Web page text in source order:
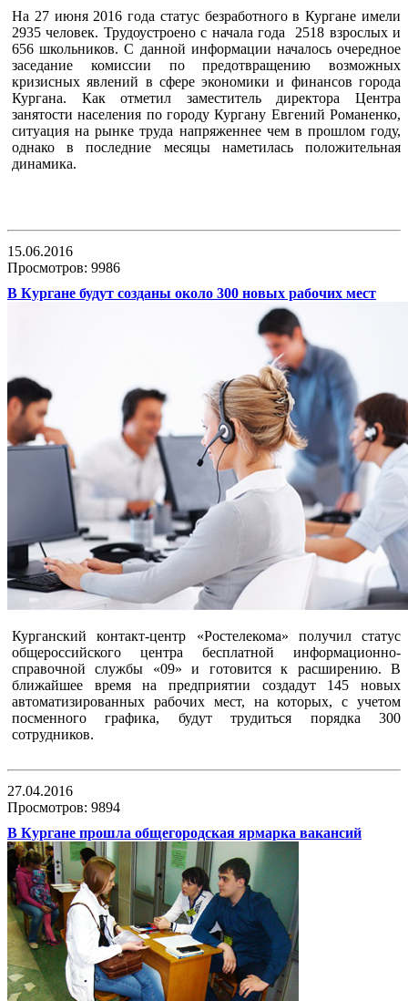
На 27 июня 2016 года статус безработного в Кургане имели
2935 человек. Трудоустроено с начала года 2518 взрослых и
656 школьников. С данной информации началось очередное
заседание комиссии по предотвращению возможных
кризисных явлений в сфере экономики и финансов города
Кургана. Как отметил заместитель директора Центра
занятости населения по городу Кургану Евгений Романенко,
ситуация на рынке труда напряженнее чем в прошлом году,
однако в последние месяцы наметилась положительная
динамика.
15.06.2016
Просмотров: 9986
В Кургане будут созданы около 300 новых рабочих мест
Курганский контакт-центр «Ростелекома» получил статус
общероссийского центра бесплатной информационно-
справочной службы «09» и готовится к расширению. В
ближайшее время на предприятии создадут 145 новых
автоматизированных рабочих мест, на которых, с учетом
посменного графика, будут трудиться порядка 300
сотрудников.
27.04.2016
Просмотров: 9894
В Кургане прошла общегородская ярмарка вакансий